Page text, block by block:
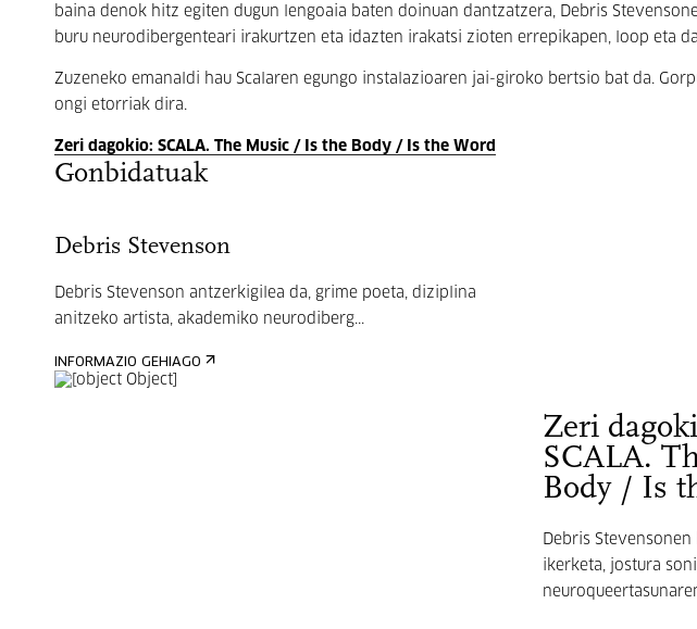
baina denok hitz egiten dugun lengoaia baten doinuan dantzatzera, Debris
buru neurodibergenteari irakurtzen eta idazten irakatsi zioten errepikapen, loop eta
Zuzeneko emanaldi hau Scalaren egungo instalazioaren jai-giroko bertsio bat da.
ongi etorriak dira.
Zeri dagokio: SCALA. The Music / Is the Body / Is the Word
Gonbidatuak
Debris Stevenson
Debris Stevenson antzerkigilea da, grime poeta, diziplina
anitzeko artista, akademiko neurodiberg...
INFORMAZIO GEHIAGO
Zeri
SCALA.
Body / Is
Debris
ikerketa, jostura